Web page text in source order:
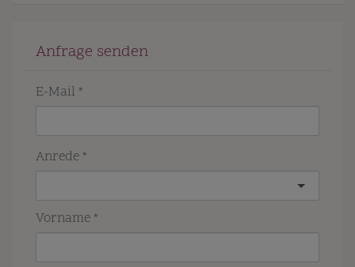
Anfrage senden
E-Mail
Anrede
Vorname